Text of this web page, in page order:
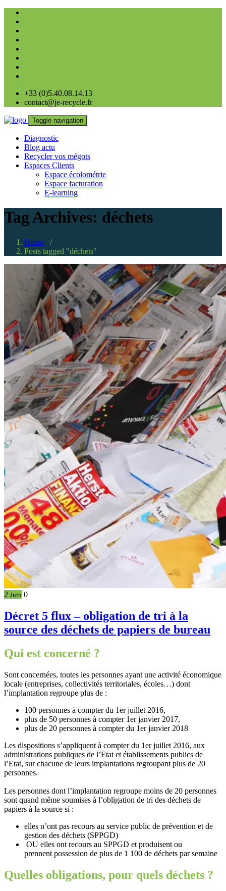
+33 (0)5.40.08.14.13
contact@je-recycle.fr
Toggle navigation
Diagnostic
Blog actu
Recycler vos mégots
Espaces Clients
Espace écolométrie
Espace facturation
E-learning
Tag Archives: déchets
Home /
Posts tagged "déchets"
2 Juin 0
Décret 5 flux – obligation de tri à la
source des déchets de papiers de bureau
Qui est concerné ?
Sont concernées, toutes les personnes ayant une activité économique
locale (entreprises, collectivités territoriales, écoles…) dont
l’implantation regroupe plus de :
100 personnes à compter du 1er juillet 2016,
plus de 50 personnes à compter 1er janvier 2017,
plus de 20 personnes à compter du 1er janvier 2018
Les dispositions s’appliquent à compter du 1er juillet 2016, aux
administrations publiques de l’Etat et établissements publics de
l’Etat, sur chacune de leurs implantations regroupant plus de 20
personnes.
Les personnes dont l’implantation regroupe moins de 20 personnes
sont quand même soumises à l’obligation de tri des déchets de
papiers à la source si :
elles n’ont pas recours au service public de prévention et de
gestion des déchets (SPPGD)
OU elles ont recours au SPPGD et produisent ou
prennent possession de plus de 1 100 de déchets par semaine
Quelles obligations, pour quels déchets ?